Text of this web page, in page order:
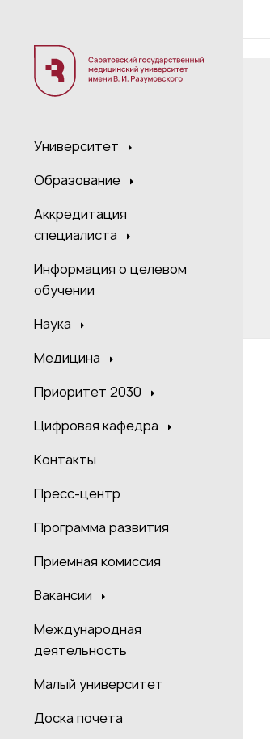
Университет
Образование
Аккредитация
специалиста
Информация о целевом
обучении
Наука
Медицина
Приоритет 2030
Цифровая кафедра
Контакты
Пресс-центр
Программа развития
Приемная комиссия
Вакансии
Международная
деятельность
Малый университет
Доска почета